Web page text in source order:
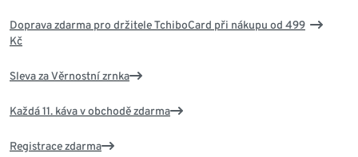
Doprava zdarma pro držitele TchiboCard při nákupu od 499
Kč
Sleva za Věrnostní zrnka
Každá 11. káva v obchodě zdarma
Registrace zdarma